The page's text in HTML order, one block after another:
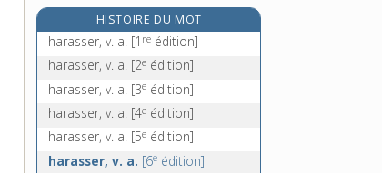
harde [I], n. f.
harde [II], n. f.
harder [II], v. tr.
HISTOIRE DU MOT
harasser, v. a. [1 re édition]
harasser, v. a. [2e édition]
harasser, v. a. [3e édition]
harasser, v. a. [4e édition]
harasser, v. a. [5e édition]
harasser, v. a. [6e édition]